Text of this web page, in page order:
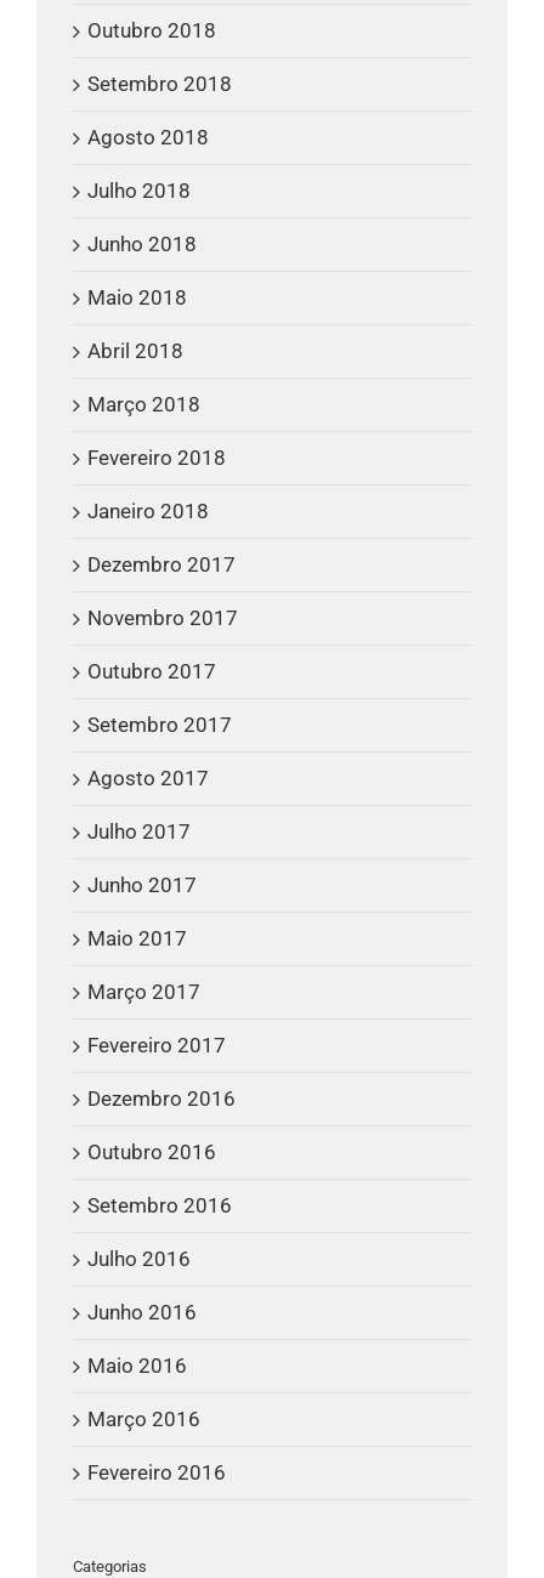
Outubro 2018
Setembro 2018
Agosto 2018
Julho 2018
Junho 2018
Maio 2018
Abril 2018
Março 2018
Fevereiro 2018
Janeiro 2018
Dezembro 2017
Novembro 2017
Outubro 2017
Setembro 2017
Agosto 2017
Julho 2017
Junho 2017
Maio 2017
Março 2017
Fevereiro 2017
Dezembro 2016
Outubro 2016
Setembro 2016
Julho 2016
Junho 2016
Maio 2016
Março 2016
Fevereiro 2016
Categorias